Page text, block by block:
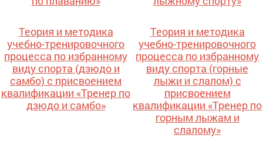
Теория и методика
учебно-тренировочного
процесса по избранному
виду спорта (дзюдо и
самбо) с присвоением
квалификации «Тренер по
дзюдо и самбо»
Теория и методика
учебно-тренировочного
процесса по избранному
виду спорта (горные
лыжи и слалом) с
присвоением
квалификации «Тренер по
горным лыжам и
слалому»